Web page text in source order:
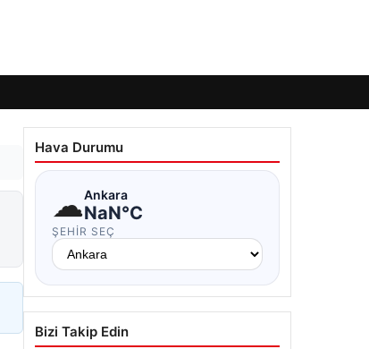
Hava Durumu
☁Ankara
NaN°C
ŞEHIR SEÇ
Bizi Takip Edin